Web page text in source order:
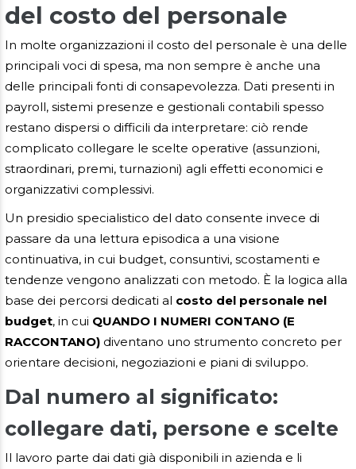
del costo del personale
In molte organizzazioni il costo del personale è una delle
principali voci di spesa, ma non sempre è anche una
delle principali fonti di consapevolezza. Dati presenti in
payroll, sistemi presenze e gestionali contabili spesso
restano dispersi o difficili da interpretare: ciò rende
complicato collegare le scelte operative (assunzioni,
straordinari, premi, turnazioni) agli effetti economici e
organizzativi complessivi.
Un presidio specialistico del dato consente invece di
passare da una lettura episodica a una visione
continuativa, in cui budget, consuntivi, scostamenti e
tendenze vengono analizzati con metodo. È la logica alla
base dei percorsi dedicati al costo del personale nel
budget, in cui QUANDO I NUMERI CONTANO (E
RACCONTANO) diventano uno strumento concreto per
orientare decisioni, negoziazioni e piani di sviluppo.
Dal numero al significato:
collegare dati, persone e scelte
Il lavoro parte dai dati già disponibili in azienda e li